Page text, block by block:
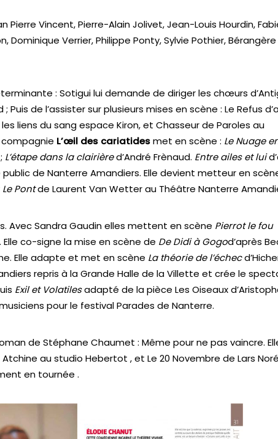
Pierre Vincent, Pierre-Alain Jolivet, Jean-Louis Hourdin,
Dominique Verrier, Philippe Ponty, Sylvie Pothier, Bérangère
: Sotigui lui demande de diriger les chœurs
Puis de l’assister sur plusieurs mises en scène : Le Refus
liens du sang espace Kiron, et Chasseur de Paroles au
L’œil des cariatidesmet en scène : Le Nuage
L’étape dans la clairièred’André Frènaud. Entre ailes et lui
de Nanterre Amandiers. Elle devient metteur en
Le Pontde Laurent Van Wetter au Théâtre Nanterre
Avec Sandra Gaudin elles mettent en scène Pierrot le fou
Elle co-signe la mise en scène de De Didi à Gogod’après
Elle adapte et met en scène La théorie de l’échec
repris à la Grande Halle de la Villette et crée le
Exil et Volatilesadapté de la pièce Les Oiseaux
pour le festival Parades de Nanterre.
de Stéphane Chaumet : Même pour ne pas vaincre.
au studio Hebertot , et Le 20 Novembre de Lars
en tournée .